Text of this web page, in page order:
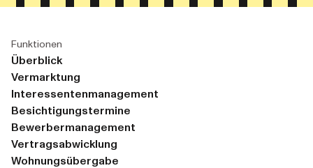
Funktionen
Überblick
Vermarktung
Interessentenmanagement
Besichtigungstermine
Bewerbermanagement
Vertragsabwicklung
Wohnungsübergabe